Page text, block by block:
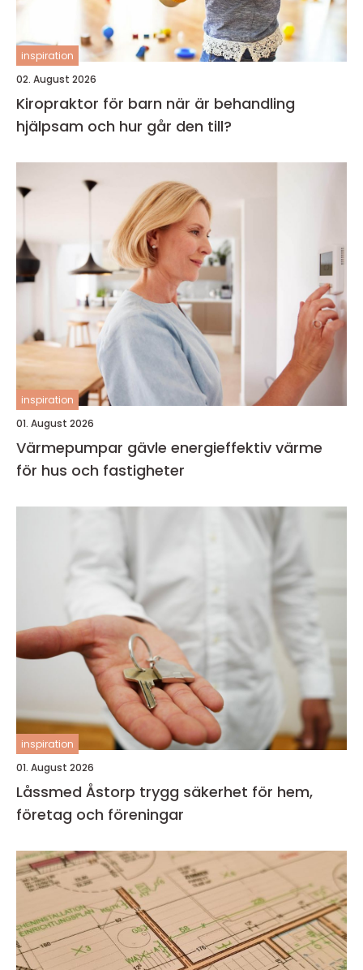
inspiration
02. August 2026
Kiropraktor för barn när är behandling
hjälpsam och hur går den till?
inspiration
01. August 2026
Värmepumpar gävle energieffektiv värme
för hus och fastigheter
inspiration
01. August 2026
Låssmed Åstorp trygg säkerhet för hem,
företag och föreningar